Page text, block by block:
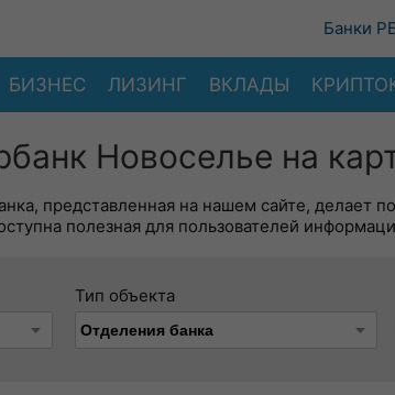
Банки
БИЗНЕС ЛИЗИНГ ВКЛАДЫ
Новоселье на
представленная на нашем сайте, делает
полезная для пользователей
Тип объекта